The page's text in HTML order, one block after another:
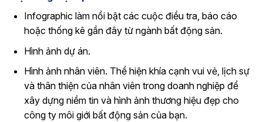
Infographic làm nổi bật các cuộc điều tra, báo cáo
hoặc thống kê gần đây từ ngành bất động sản.
Hình ảnh dự án.
Hình ảnh nhân viên. Thể hiện khía cạnh vui vẻ, lịch sự
và thân thiện của nhân viên trong doanh nghiệp để
xây dựng niềm tin và hình ảnh thương hiệu đẹp cho
công ty môi giới bất động sản của bạn.